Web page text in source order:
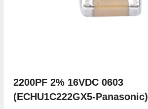
2200PF 2% 16VDC 0603
(ECHU1C222GX5-Panasonic)